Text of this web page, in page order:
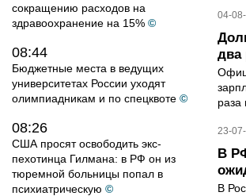
сокращению расходов на
здравоохранение на 15% ©
08:44
Бюджетные места в ведущих
университетах России уходят
олимпиадникам и по спецквоте ©
08:26
США просят освободить экс-
пехотинца Гилмана: в РФ он из
тюремной больницы попал в
психиатрическую ©
04-
два
раза
23-
В
В